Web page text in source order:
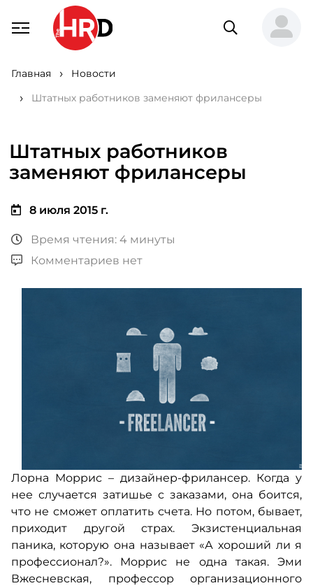
Главная
Новости
Штатных работников заменяют фрилансеры
Штатных работников
заменяют фрилансеры
8 июля 2015 г.
Время чтения: 4 минуты
Комментариев нет
Лорна Моррис – дизайнер-фрилансер. Когда у
нее случается затишье с заказами, она боится,
что не сможет оплатить счета. Но потом, бывает,
приходит другой страх. Экзистенциальная
паника, которую она называет «А хороший ли я
профессионал?». Моррис не одна такая. Эми
Вжесневская, профессор организационного